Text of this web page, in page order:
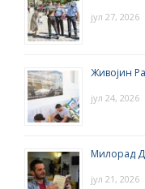
јул 27, 2026
Живојин
јул 24, 2026
Милорад
јул 21, 2026